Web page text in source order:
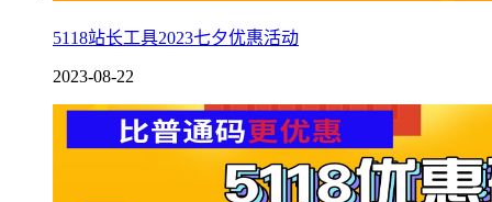
5118站长工具2023七夕优惠活动
2023-08-22